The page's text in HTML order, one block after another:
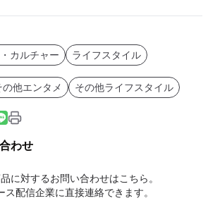
カルチャー ライフスタイル
の他エンタメ その他ライフスタイル
わせ
に対するお問い合わせはこちら。
ス配信企業に直接連絡できます。